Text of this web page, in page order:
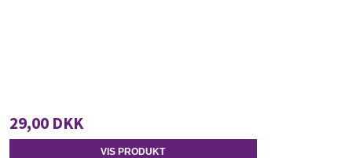
29,00 DKK
VIS PRODUKT